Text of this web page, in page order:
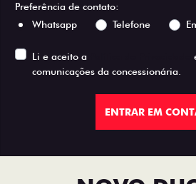
Preferência de contato:
Whatsapp
Telefone
Li e aceito a
comunicações da concessionária.
ENTRAR EM